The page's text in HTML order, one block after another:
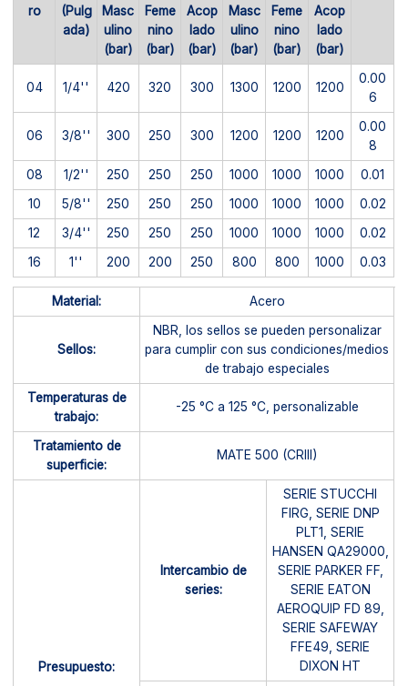
ro
(Pulg
ada)
Masc
ulino
(bar)
Feme
nino
(bar)
Acop
lado
(bar)
Masc
ulino
(bar)
Feme
nino
(bar)
Acop
lado
(bar)
04 1/4'' 420 320 300 1300 1200 1200
0.00
6
06 3/8'' 300 250 300 1200 1200 1200
0.00
8
08
1/2'' 250 250 250 1000 1000 1000
0.01
10
5/8'' 250 250 250 1000 1000 1000
0.02
12
3/4'' 250 250 250 1000 1000 1000
0.02
16
1'' 200 200 250 800 800 1000 0.03
Material: Acero
Sellos:
NBR, los sellos se pueden personalizar
para cumplir con sus condiciones/medios
de trabajo especiales
Temperaturas de
trabajo:
-25 °C a 125 °C, personalizable
Tratamiento de
superficie:
MATE 500 (CRIII)
Presupuesto:
Intercambio de
series:
SERIE STUCCHI
FIRG, SERIE DNP
PLT1, SERIE
HANSEN QA29000,
SERIE PARKER FF,
SERIE EATON
AEROQUIP FD 89,
SERIE SAFEWAY
FFE49, SERIE
DIXON HT